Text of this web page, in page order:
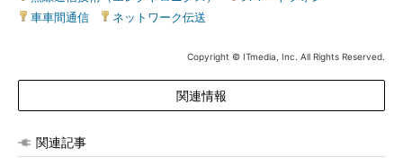
車車間通信
ネットワーク伝送
Copyright © ITmedia, Inc. All Rights Reserved.
関連情報
関連記事